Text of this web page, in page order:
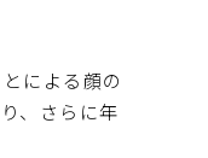
による顔の
、さらに年